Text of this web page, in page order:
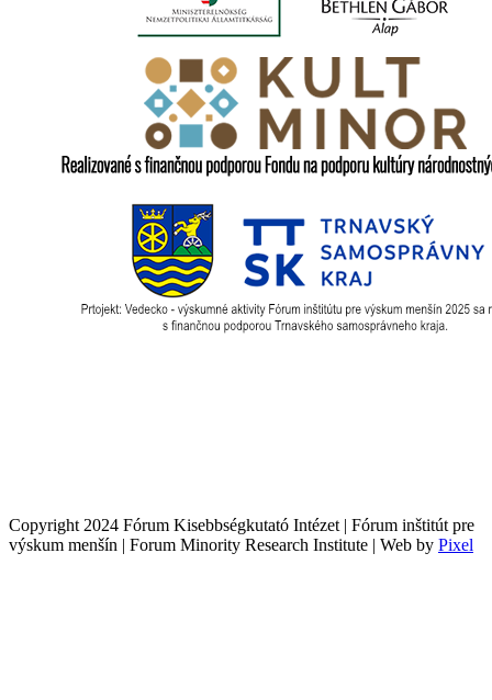
Copyright 2024 Fórum Kisebbségkutató Intézet | Fórum inštitút pre
výskum menšín | Forum Minority Research Institute | Web by Pixel